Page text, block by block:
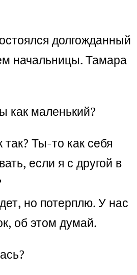
долгожданный
начальницы. Тамара
как маленький?
Ты-то как себя
если я с другой в
но потерплю. У нас
об этом думай.